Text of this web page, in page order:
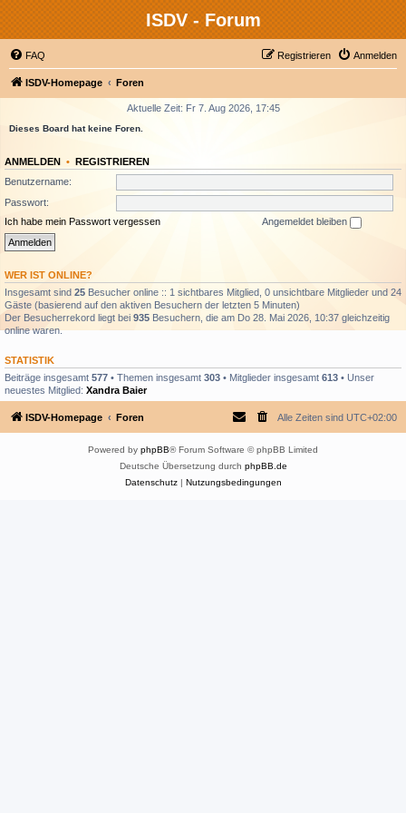
ISDV - Forum
FAQ Anmelden
Registrieren
ISDV-Homepage Foren
Aktuelle Zeit: Fr 7. Aug 2026, 17:45
Dieses Board hat keine Foren.
ANMELDEN • REGISTRIEREN
Benutzername:
Passwort:
Ich habe mein Passwort vergessen
Angemeldet bleiben
WER IST ONLINE?
Insgesamt sind 25 Besucher online :: 1 sichtbares Mitglied, 0 unsichtbare Mitglieder und 24
Gäste (basierend auf den aktiven Besuchern der letzten 5 Minuten)
Der Besucherrekord liegt bei 935 Besuchern, die am Do 28. Mai 2026, 10:37 gleichzeitig
online waren.
STATISTIK
Beiträge insgesamt 577 • Themen insgesamt 303 • Mitglieder insgesamt 613 • Unser
neuestes Mitglied: Xandra Baier
ISDV-Homepage Foren Alle Zeiten sind UTC+02:00
Powered by phpBB® Forum Software © phpBB Limited
Deutsche Übersetzung durch phpBB.de
Datenschutz| Nutzungsbedingungen